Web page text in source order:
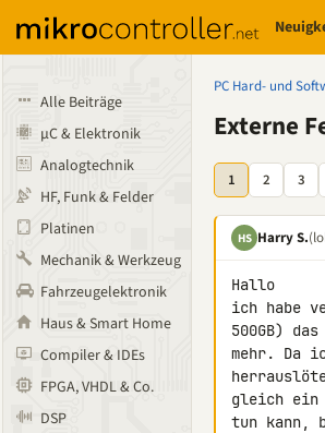
Alle Beiträge
µC & Elektronik
Analogtechnik
HF, Funk & Felder
Platinen
Mechanik & Werkzeug
Fahrzeugelektronik
Haus & Smart Home
Compiler & IDEs
FPGA, VHDL & Co.
DSP
PC Hard- und
Externe
1 2 3
HS Harry S.
Hallo
ich habe
500GB)
mehr. Da
gleich ein
tun kann,